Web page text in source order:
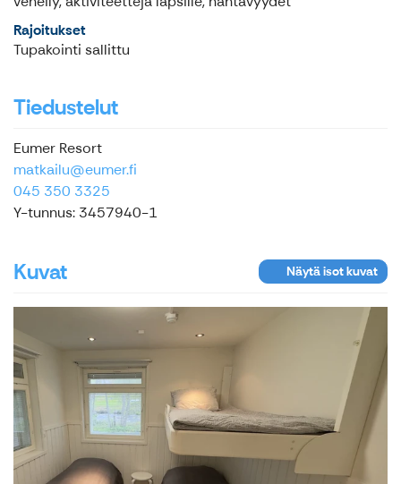
Rajoitukset
Tupakointi sallittu
Tiedustelut
Eumer Resort
matkailu@eumer.fi
045 350 3325
Y-tunnus: 3457940-1
Kuvat Näytä isot kuvat